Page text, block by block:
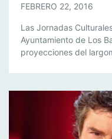
FEBRERO 22, 2016
Las Jornadas
Ayuntamiento de Los
proyecciones del
largometraje que será
Multicines Odeón,